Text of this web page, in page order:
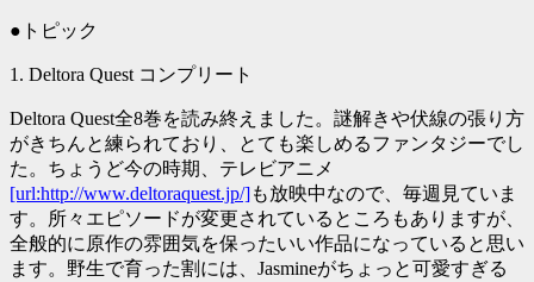
●トピック
1. Deltora Quest コンプリート
Deltora Quest全8巻を読み終えました。謎解きや伏線の張り方
がきちんと練られており、とても楽しめるファンタジーでし
た。ちょうど今の時期、テレビアニメ
[url:http://www.deltoraquest.jp/]も放映中なので、毎週見ていま
す。所々エピソードが変更されているところもありますが、
全般的に原作の雰囲気を保ったいい作品になっていると思い
ます。野生で育った割には、Jasmineがちょっと可愛すぎる